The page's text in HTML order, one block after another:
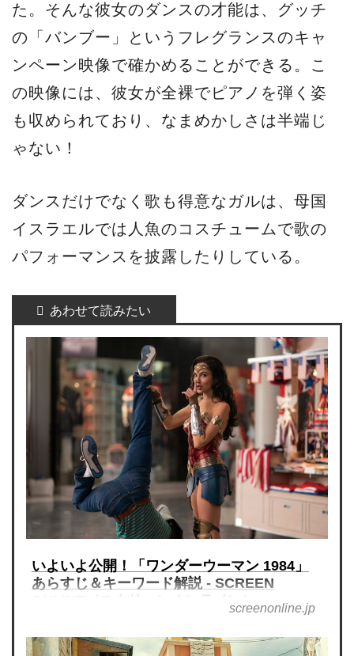
た。そんな彼女のダンスの才能は、グッチ
の「バンブー」というフレグランスのキャ
ンペーン映像で確かめることができる。こ
の映像には、彼女が全裸でピアノを弾く姿
も収められており、なまめかしさは半端じ
ゃない！
ダンスだけでなく歌も得意なガルは、母国
イスラエルでは人魚のコスチュームで歌の
パフォーマンスを披露したりしている。
いよいよ公開！「ワンダーウーマン 1984」
あらすじ＆キーワード解説 - SCREEN
screenonline.jp